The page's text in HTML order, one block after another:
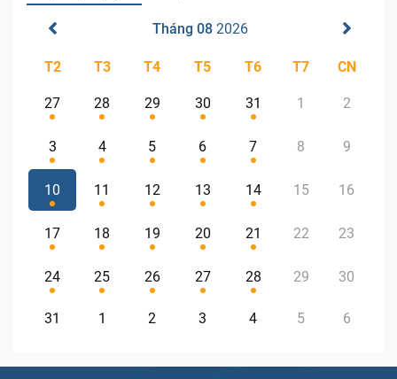
Tháng 08 2026
T2 T3 T4 T5 T6 T7 CN
27 28 29 30 31 1 2
3 4 5 6 7 8 9
10 11 12 13 14 15 16
17 18 19 20 21 22 23
24 25 26 27 28 29 30
31 1 2 3 4 5 6